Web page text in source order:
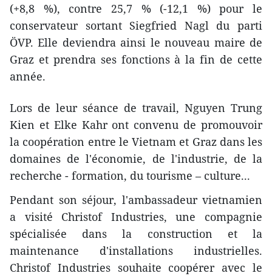
(+8,8 %), contre 25,7 % (-12,1 %) pour le
conservateur sortant Siegfried Nagl du parti
ÖVP. Elle deviendra ainsi le nouveau maire de
Graz et prendra ses fonctions à la fin de cette
année.
Lors de leur séance de travail, Nguyen Trung
Kien et Elke Kahr ont convenu de promouvoir
la coopération entre le Vietnam et Graz dans les
domaines de l'économie, de l'industrie, de la
recherche - formation, du tourisme – culture...
Pendant son séjour, l'ambassadeur vietnamien
a visité Christof Industries, une compagnie
spécialisée dans la construction et la
maintenance d'installations industrielles.
Christof Industries souhaite coopérer avec le